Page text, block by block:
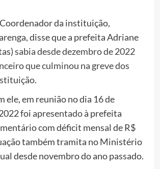
da instituição,
disse que a prefeita Adriane
sabia desde dezembro de 2022
que culminou na greve dos
.
ele, em reunião no dia 16 de
foi apresentadoà prefeita
com déficit mensal de R$
também tramita no Ministério
desde novembro do ano passado.